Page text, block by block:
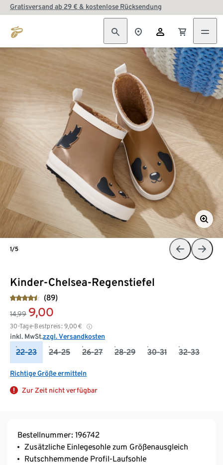
Gratisversand ab 29 € & kostenlose Rücksendung
Kinder-Chelsea-Regenstiefel
(89)
14,99 9,00
30-Tage-Bestpreis: 9,00 €
inkl. MwSt.zzgl. Versandkosten
22-23 24-25 26-27 28-29 30-31 32-33
Richtige Größe ermitteln
Zur Zeit nicht verfügbar
1/5
Bestellnummer: 196742
Zusätzliche Einlegesohle zum Größenausgleich
Rutschhemmende Profil-Laufsohle